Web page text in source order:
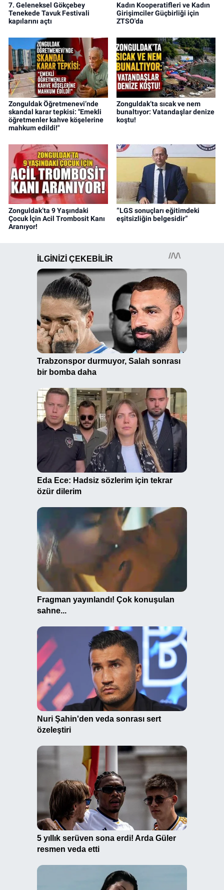
7. Geleneksel Gökçebey
Tenekede Tavuk Festivali
kapılarını açtı
Kadın Kooperatifleri ve Kadın
Girişimciler Güçbirliği için
ZTSO'da
Zonguldak Öğretmenevi’nde
skandal karar tepkisi: "Emekli
öğretmenler kahve köşelerine
mahkum edildi!"
Zonguldak’ta sıcak ve nem
bunaltıyor: Vatandaşlar denize
koştu!
Zonguldak’ta 9 Yaşındaki
Çocuk İçin Acil Trombosit Kanı
Aranıyor!
“LGS sonuçları eğitimdeki
eşitsizliğin belgesidir”